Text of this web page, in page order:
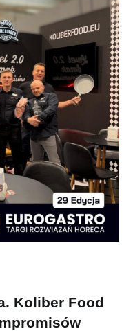
Koliber Food